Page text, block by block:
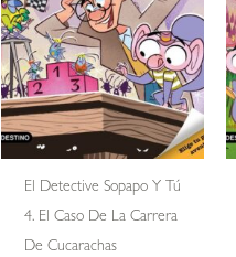
El Detective Sopapo Y Tú
4. El Caso De La Carrera
De Cucarachas